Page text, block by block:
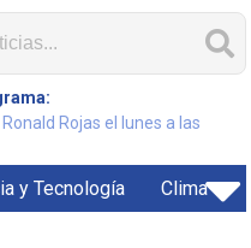
Rojas el lunes a las
y Tecnología Clima